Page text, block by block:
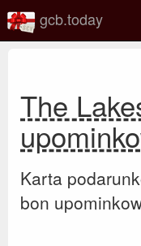
gcb.today
The
Karta
bon